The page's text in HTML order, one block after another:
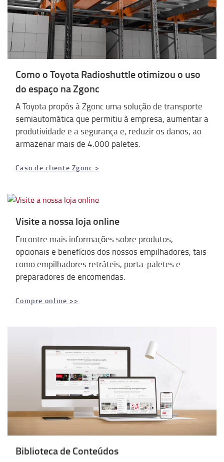
Como o Toyota Radioshuttle otimizou o uso
do espaço na Zgonc
A Toyota propôs à Zgonc uma solução de transporte
semiautomática que permitiu à empresa, aumentar a
produtividade e a segurança e, reduzir os danos, ao
armazenar mais de 4.000 paletes.
Caso de cliente Zgonc >
Visite a nossa loja online
Encontre mais informações sobre produtos,
opcionais e benefícios dos nossos empilhadores, tais
como empilhadores retráteis, porta-paletes e
preparadores de encomendas.
Compre online >>
Biblioteca de Conteúdos